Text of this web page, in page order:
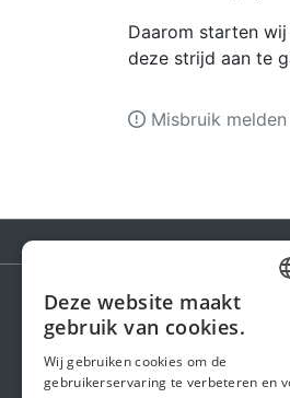
Daarom starten
deze strijd aan te
Misbruik melden
Steunactie
Over ons
Deze website maakt
gebruik van cookies.
Wij gebruiken cookies om de
gebruikerservaring te verbeteren en